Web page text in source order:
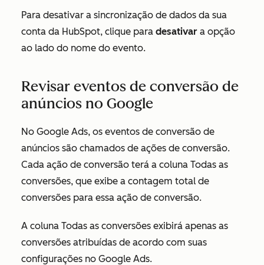
Para desativar a sincronização de dados da sua
conta da HubSpot, clique para desativar a opção
ao lado do nome do evento.
Revisar eventos de conversão de
anúncios no Google
No Google Ads, os eventos de conversão de
anúncios são chamados de ações de conversão.
Cada ação de conversão terá a coluna Todas as
conversões, que exibe a contagem total de
conversões para essa ação de conversão.
A coluna Todas as conversões exibirá apenas as
conversões atribuídas de acordo com suas
configurações no Google Ads.